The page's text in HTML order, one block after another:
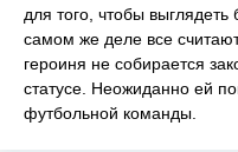
для того, чтобы
самом же деле все
героиня не собирается
статусе. Неожиданно ей
футбольной команды.